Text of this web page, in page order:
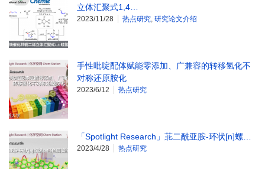
立体汇聚式1,4…
2023/11/28 热点研究, 研究论文介绍
手性吡啶配体赋能零添加、广兼容的转移氢化不
对称还原胺化
2023/6/12 热点研究
「Spotlight Research」苝二酰亚胺-环状[n]螺…
2023/4/28 热点研究